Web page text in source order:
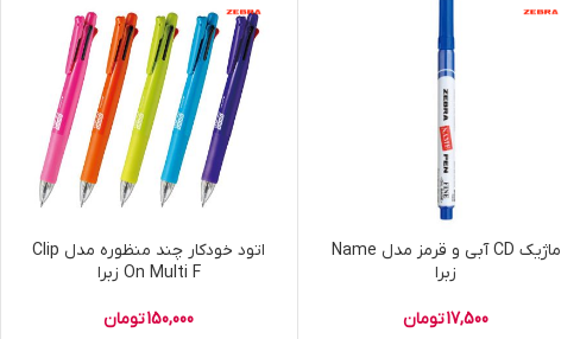
ماژیک CD آبی و قرمز مدل Name
زبرا
17,500تومان
اتود خودکار چند منظوره مدل Clip
On Multi F زبرا
150,000تومان